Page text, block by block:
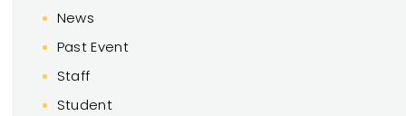
News
Past Event
Staff
Student